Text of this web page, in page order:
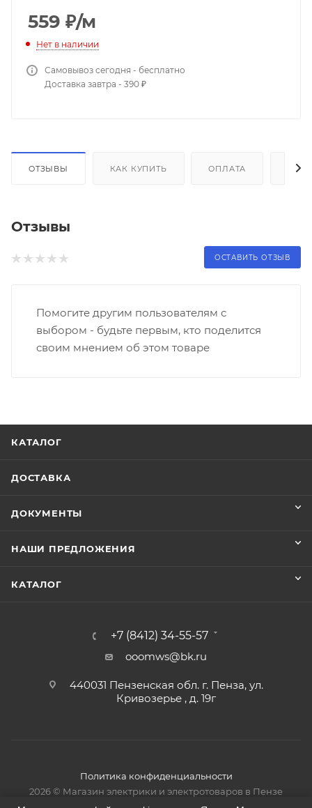
559 ₽/м
Нет в наличии
Самовывоз сегодня - бесплатно
Доставка завтра - 390 ₽
ОТЗЫВЫ КАК КУПИТЬ ОПЛАТА
Отзывы
ОСТАВИТЬ ОТЗЫВ
Помогите другим пользователям с
выбором - будьте первым, кто поделится
своим мнением об этом товаре
КАТАЛОГ
ДОСТАВКА
ДОКУМЕНТЫ
НАШИ ПРЕДЛОЖЕНИЯ
КАТАЛОГ
+7 (8412) 34-55-57
ooomws@bk.ru
440031 Пензенская обл. г. Пенза, ул.
Кривозерье , д. 19г
Политика конфиденциальности
2026 © Магазин электрики и электротоваров в Пензе